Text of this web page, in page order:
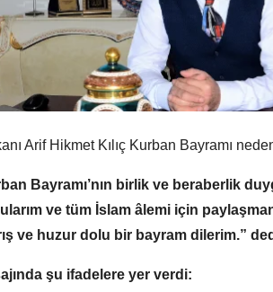
Arif Hikmet Kılıç Kurban Bayramı
Bayramı’nın birlik ve beraberlik
ve tüm İslam âlemi için
ve huzur dolu bir bayram dilerim.”
şu ifadelere yer verdi: